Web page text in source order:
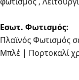
Εσωτ. Φωτισμός:
Πλαϊνός Φωτισμός
Μπλέ | Πορτοκαλί